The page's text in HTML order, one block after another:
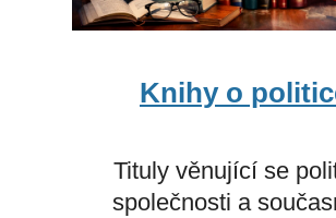
Knihy o
Tituly věnující se
společnosti a